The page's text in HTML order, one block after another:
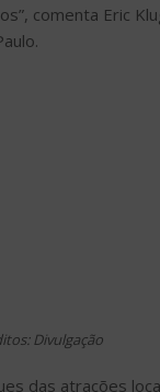
comenta Eric
Divulgação
das atrações